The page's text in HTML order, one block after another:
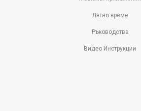
Лятно време
Ръководства
Видео Инструкции